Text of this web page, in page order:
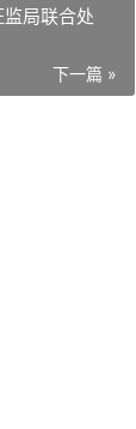
局联合处
下一篇 »